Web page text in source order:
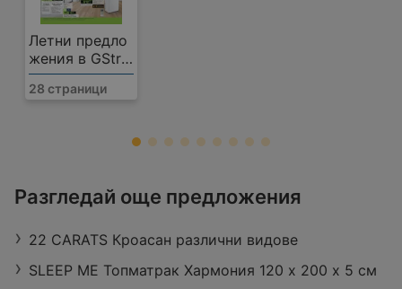
Летни предло
жения в GStro
y с валидност
до 16.08.2026
28 страници
Ул. „Дунав“ № 5, 9601 Балчик
Работно време: Затворено
Разстояние: 1,48 km
оферти:
Разгледай още предложения
22 CARATS Кроасан различни видове
SLEEP ME Топматрак Хармония 120 х 200 х 5 см